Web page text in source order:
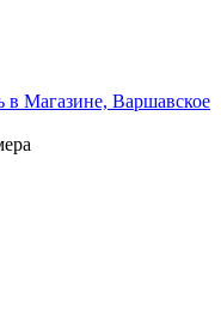
в Магазине, Варшавское